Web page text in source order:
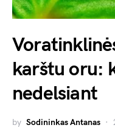
karštu oru:
nedelsiant
by Sodininkas Antanas